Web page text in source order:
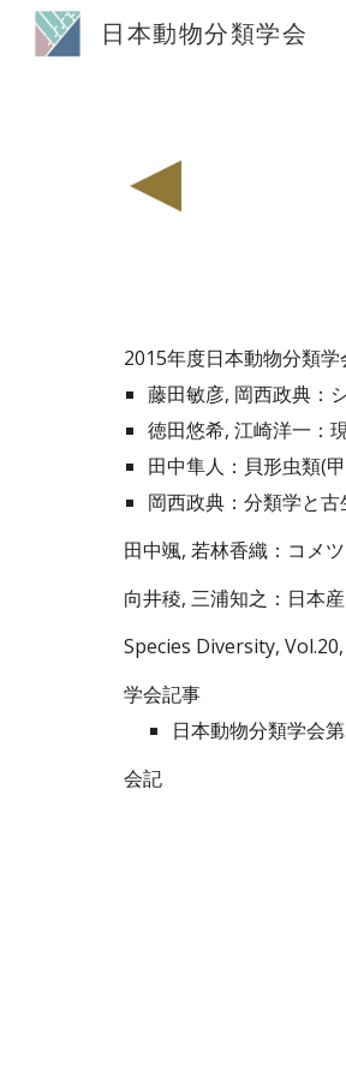
日本動物分類学会
2015年度日本動物分類
藤田敏彦, 岡西政典：
徳田悠希, 江崎洋一 ：
田中隼人 ： 貝形虫類(
岡西政典： 分類学と古
田中颯, 若林香織： コメ
向井稜, 三浦知之 ： 日本
Species Diversity, Vol.20
学会記事
日本動物分類学会
会記